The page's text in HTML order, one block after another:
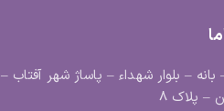
– بلوار شهداء – پاساژ شهر آفتاب –
– پلاک 8